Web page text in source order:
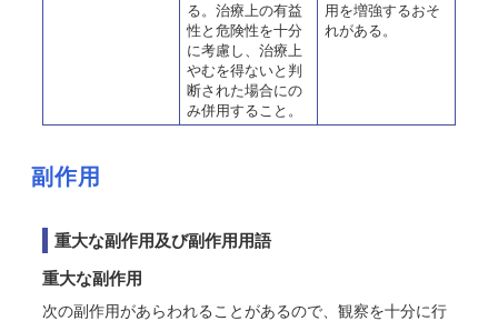
る。治療上の有益
性と危険性を十分
に考慮し、治療上
やむを得ないと判
断された場合にの
み併用すること。
用を増強するおそ
れがある。
副作用
重大な副作用及び副作用用語
重大な副作用
次の副作用があらわれることがあるので、観察を十分に行